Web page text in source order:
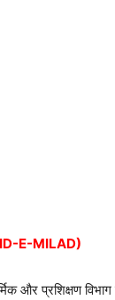
E-MILAD)
और प्रशिक्षण